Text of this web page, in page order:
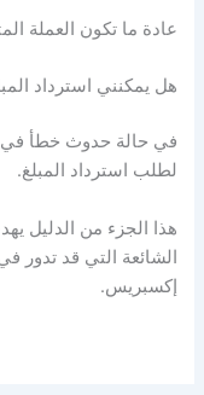
عادة ما تكون العملة
هل يمكنني استرداد
في حالة حدوث خطأ في
لطلب استرداد المبلغ.
هذا الجزء من الدليل
الشائعة التي قد
إكسبريس.